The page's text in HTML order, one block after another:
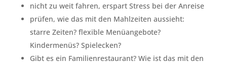
nicht zu weit fahren, erspart Stress bei der Anreise
prüfen, wie das mit den Mahlzeiten aussieht:
starre Zeiten? flexible Menüangebote?
Kindermenüs? Spielecken?
Gibt es ein Familienrestaurant? Wie ist das mit den